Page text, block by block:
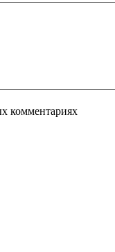
комментариях